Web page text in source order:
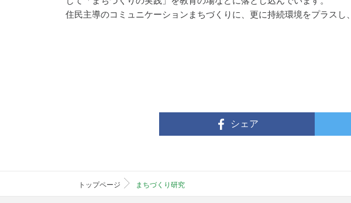
住民主導のコミュニケーションまちづくりに、更に持続環境をプラスし
シェア
トップページ まちづくり研究